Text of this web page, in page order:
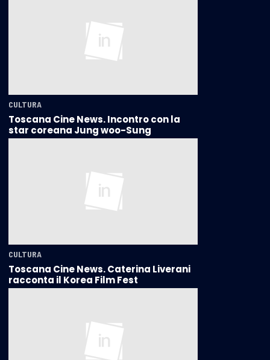
CULTURA
Toscana Cine News. Incontro con la
star coreana Jung woo-Sung
CULTURA
Toscana Cine News. Caterina Liverani
racconta il Korea Film Fest